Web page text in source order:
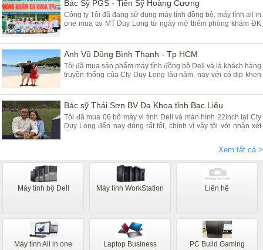
Bác Sỹ PGS - Tiến Sỹ Hoàng Cương
Công ty Tôi đã đang sử dụng máy tính đồng bộ, máy tính all in
one mua tại MT Duy Long từ ngày mở thêm phòng khám ĐK
chất lượng tốt giá hợp lý, Tôi đánh giá cao máy tính của các
Bạn cung cấp
Anh Vũ Dũng Bình Thạnh - Tp HCM
Tôi đã mua sản phẩm máy tính đồng bộ Dell và là khách hàng
truyền thống của Cty Duy Long lâu năm, nay với có dịp khen
dùng rất là tốt đảm bảo chất lượng, Cty tôi rất tin dùng máy
tính để bàn và nay lại mua dùng máy tính Dell all in one
Bác sỹ Thái Sơn BV Đa Khoa tỉnh Bạc Liêu
Tôi đã mua 06 bộ máy vi tính Dell và màn hình 22inch tại Cty
Duy Long đến nay dùng rất tốt, chính vì vậy tôi với nhận xét
Xem tất cả >
Máy tính bộ Dell Máy tính WorkStation Liên hệ
Máy tính All in one Laptop Business PC Build Gaming